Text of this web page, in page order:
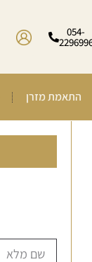
054-
התאמת מזרן